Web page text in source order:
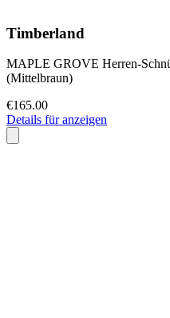
Timberland
MAPLE GROVE Herren-
(Mittelbraun)
€165.00
Details für anzeigen